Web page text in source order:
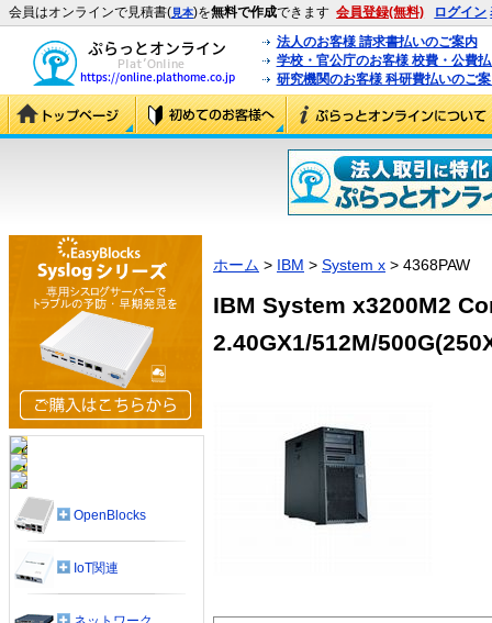
会員はオンラインで見積書(見本)を無料で作成できます 会員登録(無料) ログイン
法人のお客様 請求書払いのご案内
学校・官公庁のお客様 校費・公費
研究機関のお客様 科研費払いのご
ホーム > IBM > System x > 4368PAW
IBM System x3200M2
2.40GX1/512M/
OpenBlocks
IoT関連